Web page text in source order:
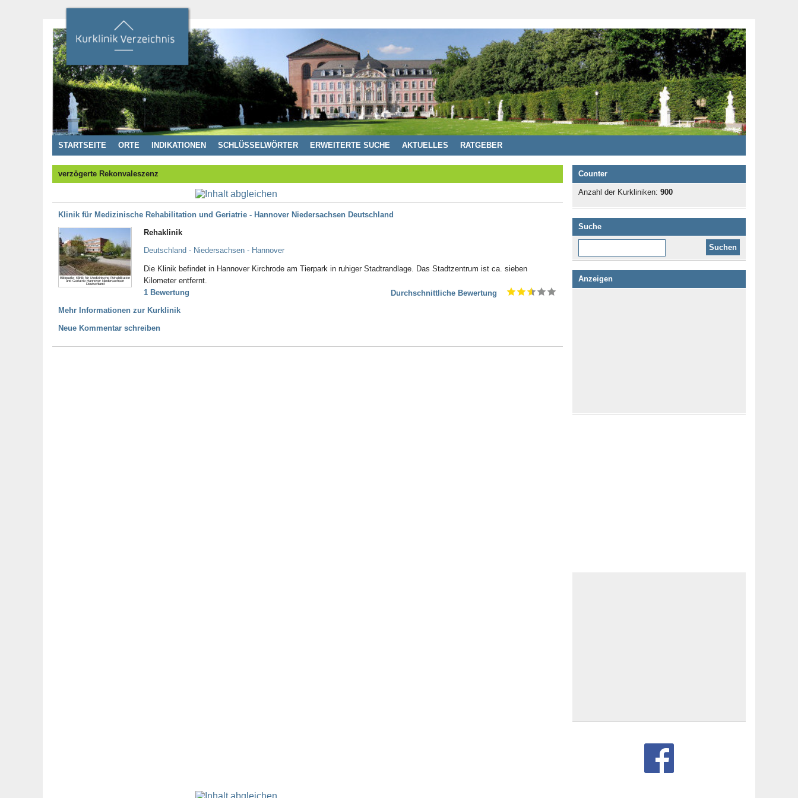
STARTSEITE ORTE INDIKATIONEN SCHLÜSSELWÖRTER ERWEITERTE SUCHE AKTUELLES RATGEBER
verzögerte Rekonvaleszenz
Klinik für Medizinische Rehabilitation und Geriatrie - Hannover Niedersachsen Deutschland
Bildquelle: Klinik für Medizinische Rehabilitation
und Geriatrie Hannover Niedersachsen
Deutschland
Rehaklinik
Deutschland - Niedersachsen - Hannover
Die Klinik befindet in Hannover Kirchrode am Tierpark in ruhiger Stadtrandlage. Das Stadtzentrum ist ca. sieben
Kilometer entfernt.
1 Bewertung
Durchschnittliche Bewertung
Mehr Informationen zur Kurklinik
Neue Kommentar schreiben
Counter
Anzahl der Kurkliniken: 900
Suche
Anzeigen